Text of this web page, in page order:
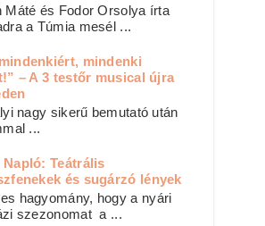
Máté és Fodor Orsolya írta
a Túmia mesél ...
mindenki
– A 3 testőr musical újra
nagy sikerű bemutató után
...
Napló: Teátrális
és sugárzó lények
hagyomány, hogy a nyári
szezonomat a ...